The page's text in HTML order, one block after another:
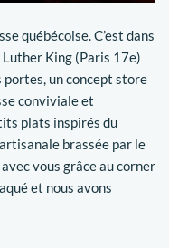
québécoise. C’est dans
King (Paris 17e)
portes, un concept store
conviviale et
plats inspirés du
brassée par le
vous grâce au corner
et nous avons